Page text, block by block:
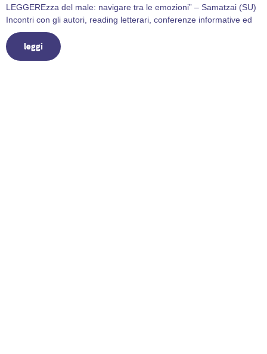
LEGGEREzza del male: navigare tra le emozioni” – Samatzai (SU)
Incontri con gli autori, reading letterari, conferenze informative ed
leggi